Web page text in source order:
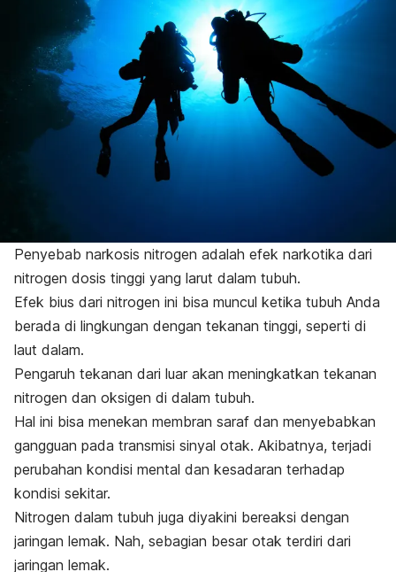
Penyebab narkosis nitrogen adalah efek narkotika dari
nitrogen dosis tinggi yang larut dalam tubuh.
Efek bius dari nitrogen ini bisa muncul ketika tubuh Anda
berada di lingkungan dengan tekanan tinggi, seperti di
laut dalam.
Pengaruh tekanan dari luar akan meningkatkan tekanan
nitrogen dan oksigen di dalam tubuh.
Hal ini bisa menekan membran saraf dan menyebabkan
gangguan pada transmisi sinyal otak. Akibatnya, terjadi
perubahan kondisi mental dan kesadaran terhadap
kondisi sekitar.
Nitrogen dalam tubuh juga diyakini bereaksi dengan
jaringan lemak. Nah, sebagian besar otak terdiri dari
jaringan lemak.